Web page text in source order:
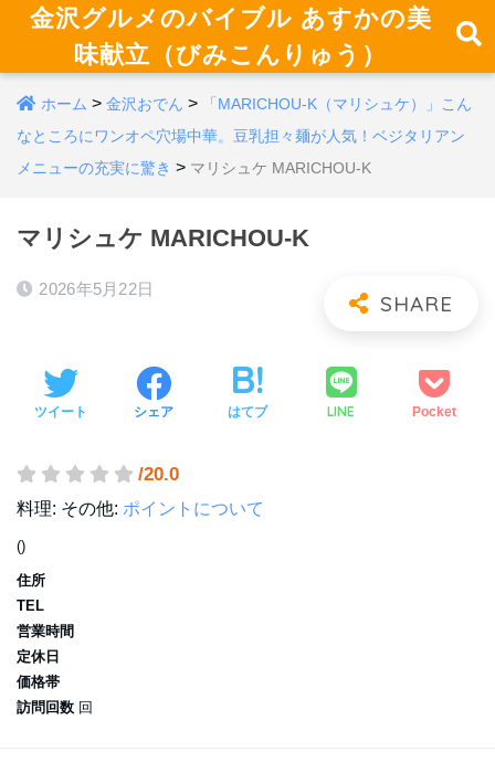
金沢グルメのバイブル あすかの美
味献立（びみこんりゅう）
ホーム > 金沢おでん >
「MARICHOU-K（マリシュケ）」こん
なところにワンオペ穴場中華。豆乳担々麺が人気！ベジタリアン
メニューの充実に驚き > マリシュケ MARICHOU-K
マリシュケ MARICHOU-K
2026年5月22日
ツイート シェア はてブ LINE Pocket
/20.0
料理: その他: ポイントについて
()
住所
TEL
営業時間
定休日
価格帯
訪問回数 回